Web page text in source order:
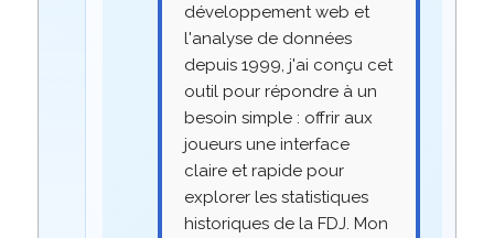
développement web et
l'analyse de données
depuis 1999, j'ai conçu cet
outil pour répondre à un
besoin simple : offrir aux
joueurs une interface
claire et rapide pour
explorer les statistiques
historiques de la FDJ. Mon